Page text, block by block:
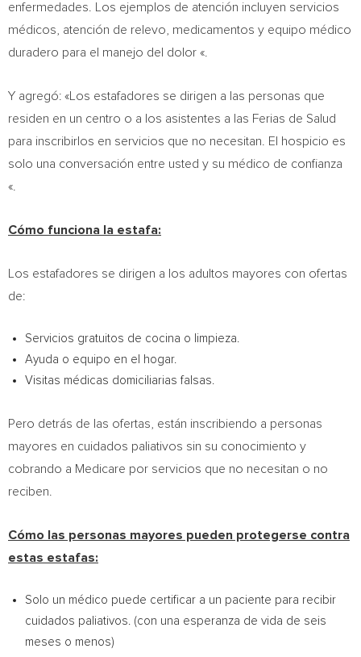
enfermedades. Los ejemplos de atención incluyen servicios
médicos, atención de relevo, medicamentos y equipo médico
duradero para el manejo del dolor «.
Y agregó: «Los estafadores se dirigen a las personas que
residen en un centro o a los asistentes a las Ferias de Salud
para inscribirlos en servicios que no necesitan. El hospicio es
solo una conversación entre usted y su médico de confianza
«.
Cómo funciona la estafa:
Los estafadores se dirigen a los adultos mayores con ofertas
de:
Servicios gratuitos de cocina o limpieza.
Ayuda o equipo en el hogar.
Visitas médicas domiciliarias falsas.
Pero detrás de las ofertas, están inscribiendo a personas
mayores en cuidados paliativos sin su conocimiento y
cobrando a Medicare por servicios que no necesitan o no
reciben.
Cómo las personas mayores pueden protegerse contra
estas estafas:
Solo un médico puede certificar a un paciente para recibir
cuidados paliativos. (con una esperanza de vida de seis
meses o menos)